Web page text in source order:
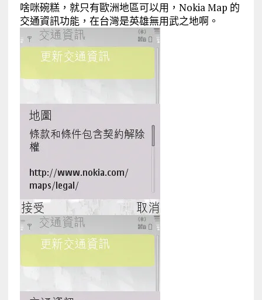
啥咪碗糕，就只有歐洲地區可以用，Nokia Map 的
交通資訊功能，在台灣是英雄無用武之地啊。